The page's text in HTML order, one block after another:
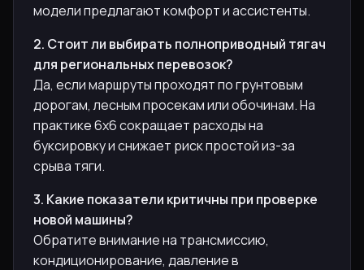
модели предлагают комфорт и ассистенты.
2. Стоит ли выбирать полноприводный тягач
для региональных перевозок?
Да, если маршруты проходят по грунтовым
дорогам, лесным просекам или обочинам. На
практике 6х6 сокращает расходы на
буксировку и снижает риск простой из-за
срыва тяги.
3. Какие показатели критичны при проверке
новой машины?
Обратите внимание на трансмиссию,
кондиционирование, давление в